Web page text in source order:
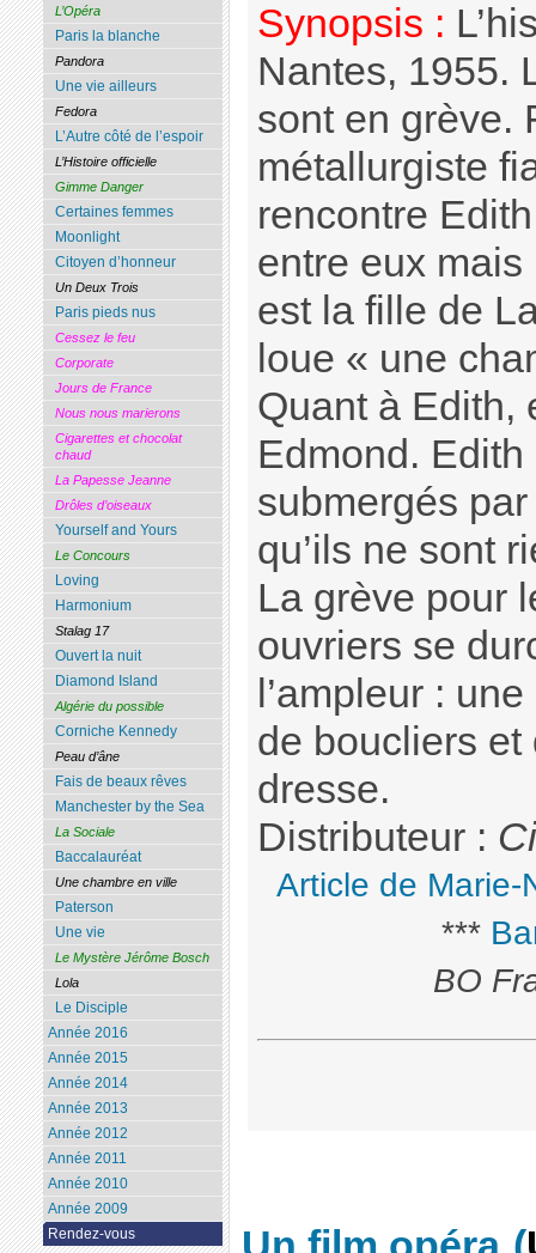
Synopsis :
Nantes, 1955.
sont en grève.
métallurgiste
rencontre
entre eux mais
est la fille de
loue « une
Quant à Edith,
Edmond.
submergés
qu’ils ne sont
La grève pour
ouvriers se
l’ampleur :
de boucliers et
dresse.
Distributeur :
Article de Marie-
***
BO
L’Opéra
Paris la blanche
Pandora
Une vie ailleurs
Fedora
L’Autre côté de l’espoir
L’Histoire officielle
Gimme Danger
Certaines femmes
Moonlight
Citoyen d’honneur
Un Deux Trois
Paris pieds nus
Cessez le feu
Corporate
Jours de France
Nous nous marierons
Cigarettes et chocolat
chaud
La Papesse Jeanne
Drôles d’oiseaux
Yourself and Yours
Le Concours
Loving
Harmonium
Stalag 17
Ouvert la nuit
Diamond Island
Algérie du possible
Corniche Kennedy
Peau d’âne
Fais de beaux rêves
Manchester by the Sea
La Sociale
Baccalauréat
Une chambre en ville
Paterson
Une vie
Le Mystère Jérôme Bosch
Lola
Le Disciple
Année 2016
Année 2015
Année 2014
Année 2013
Année 2012
Année 2011
Année 2010
Année 2009
Rendez-vous